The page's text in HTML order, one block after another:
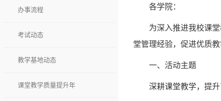
办事流程
考试动态
教学基地动态
课堂教学质量提升年
各学院：
为深入推进我校课
堂管理经验，促进优质
一、活动主题
深耕课堂教学，提